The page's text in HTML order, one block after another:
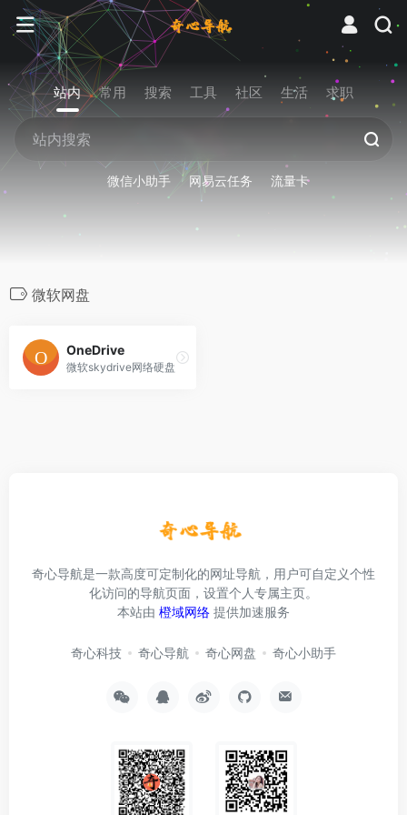
站内 常用 搜索 工具 社区 生活 求职
微信小助手 网易云任务 流量卡
微软网盘
OneDrive
微软skydrive网络硬盘
奇心导航是一款高度可定制化的网址导航，用户可自定义个性
化访问的导航页面，设置个人专属主页。
本站由 橙域网络 提供加速服务
奇心科技 奇心导航 奇心网盘 奇心小助手